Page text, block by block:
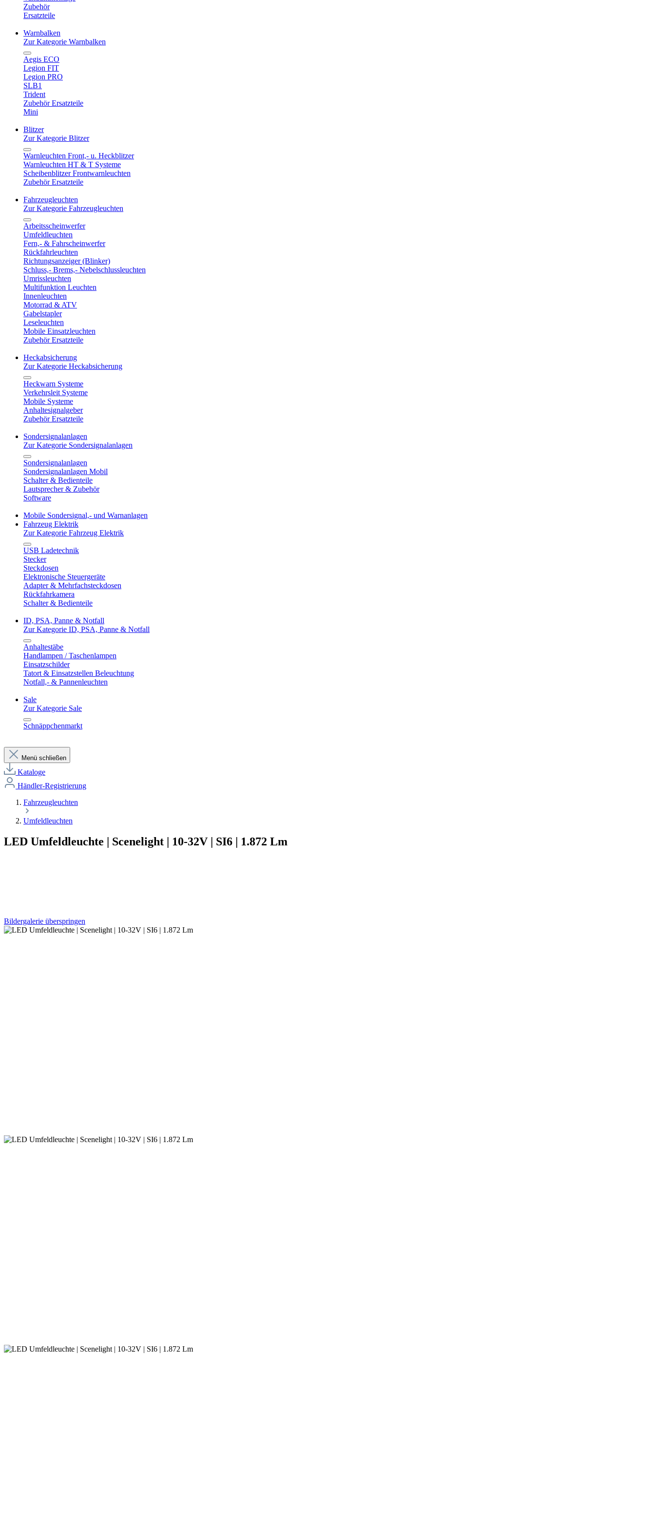
Zubehör
Ersatzteile
Warnbalken
Zur Kategorie Warnbalken
Aegis ECO
Legion FIT
Legion PRO
SLB1
Trident
Zubehör Ersatzteile
Mini
Blitzer
Zur Kategorie Blitzer
Warnleuchten Front,- u. Heckblitzer
Warnleuchten HT & T Systeme
Scheibenblitzer Frontwarnleuchten
Zubehör Ersatzteile
Fahrzeugleuchten
Zur Kategorie Fahrzeugleuchten
Arbeitsscheinwerfer
Umfeldleuchten
Fern,- & Fahrscheinwerfer
Rückfahrleuchten
Richtungsanzeiger (Blinker)
Schluss,- Brems,- Nebelschlussleuchten
Umrissleuchten
Multifunktion Leuchten
Innenleuchten
Motorrad & ATV
Gabelstapler
Leseleuchten
Mobile Einsatzleuchten
Zubehör Ersatzteile
Heckabsicherung
Zur Kategorie Heckabsicherung
Heckwarn Systeme
Verkehrsleit Systeme
Mobile Systeme
Anhaltesignalgeber
Zubehör Ersatzteile
Sondersignalanlagen
Zur Kategorie Sondersignalanlagen
Sondersignalanlagen
Sondersignalanlagen Mobil
Schalter & Bedienteile
Lautsprecher & Zubehör
Software
Mobile Sondersignal,- und Warnanlagen
Fahrzeug Elektrik
Zur Kategorie Fahrzeug Elektrik
USB Ladetechnik
Stecker
Steckdosen
Elektronische Steuergeräte
Adapter & Mehrfachsteckdosen
Rückfahrkamera
Schalter & Bedienteile
ID, PSA, Panne & Notfall
Zur Kategorie ID, PSA, Panne & Notfall
Anhaltestäbe
Handlampen / Taschenlampen
Einsatzschilder
Tatort & Einsatzstellen Beleuchtung
Notfall,- & Pannenleuchten
Sale
Zur Kategorie Sale
Schnäppchenmarkt
Menü schließen
Kataloge
Händler-Registrierung
Fahrzeugleuchten
Umfeldleuchten
LED Umfeldleuchte | Scenelight | 10-32V | SI6 | 1.872 Lm
Bildergalerie überspringen